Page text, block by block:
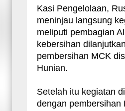
Kasi Pengelolaan,
meninjau langsung
meliputi pembagian
kebersihan
pembersihan MCK
Hunian.
Setelah itu kegiatan
dengan pembersihan